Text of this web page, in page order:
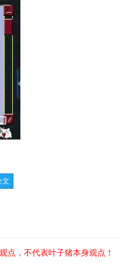
文
点，不代表叶子猪本身观点！